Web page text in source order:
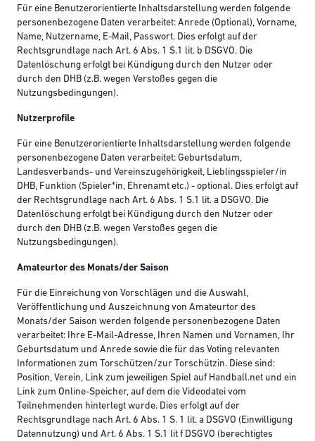
Für eine Benutzerorientierte Inhaltsdarstellung werden folgende
personenbezogene Daten verarbeitet: Anrede (Optional), Vorname,
Name, Nutzername, E-Mail, Passwort. Dies erfolgt auf der
Rechtsgrundlage nach Art. 6 Abs. 1 S.1 lit. b DSGVO. Die
Datenlöschung erfolgt bei Kündigung durch den Nutzer oder
durch den DHB (z.B. wegen Verstoßes gegen die
Nutzungsbedingungen).
Nutzerprofile
Für eine Benutzerorientierte Inhaltsdarstellung werden folgende
personenbezogene Daten verarbeitet: Geburtsdatum,
Landesverbands- und Vereinszugehörigkeit, Lieblingsspieler/in
DHB, Funktion (Spieler*in, Ehrenamt etc.) - optional. Dies erfolgt auf
der Rechtsgrundlage nach Art. 6 Abs. 1 S.1 lit. a DSGVO. Die
Datenlöschung erfolgt bei Kündigung durch den Nutzer oder
durch den DHB (z.B. wegen Verstoßes gegen die
Nutzungsbedingungen).
Amateurtor des Monats/der Saison
Für die Einreichung von Vorschlägen und die Auswahl,
Veröffentlichung und Auszeichnung von Amateurtor des
Monats/der Saison werden folgende personenbezogene Daten
verarbeitet: Ihre E-Mail-Adresse, Ihren Namen und Vornamen, Ihr
Geburtsdatum und Anrede sowie die für das Voting relevanten
Informationen zum Torschützen/zur Torschützin. Diese sind:
Position, Verein, Link zum jeweiligen Spiel auf Handball.net und ein
Link zum Online-Speicher, auf dem die Videodatei vom
Teilnehmenden hinterlegt wurde. Dies erfolgt auf der
Rechtsgrundlage nach Art. 6 Abs. 1 S. 1 lit. a DSGVO (Einwilligung
Datennutzung) und Art. 6 Abs. 1 S.1 lit f DSGVO (berechtigtes